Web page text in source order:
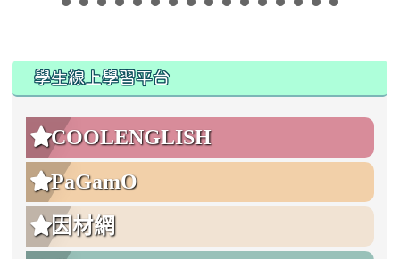
學生線上學習平台
COOLENGLISH
PaGamO
因材網